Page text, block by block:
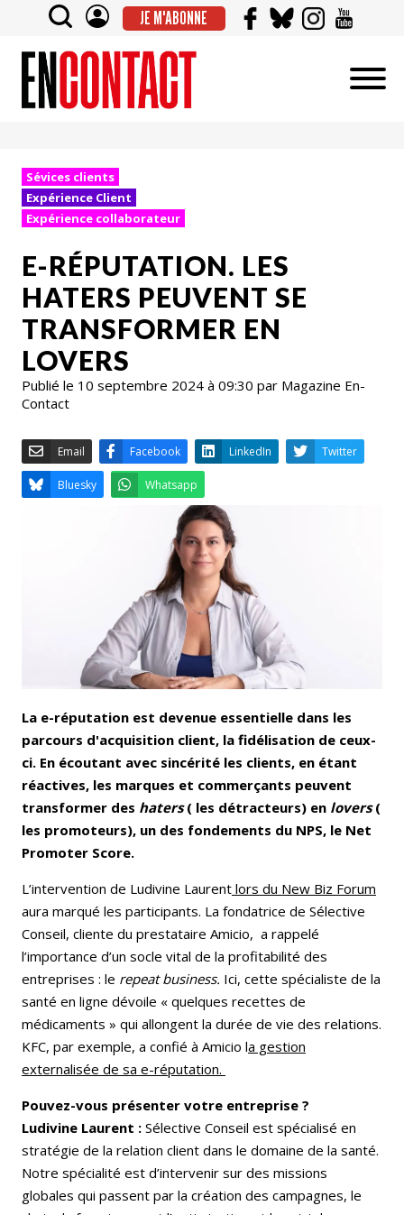
JE M'ABONNE
Sévices clients
Expérience Client
Expérience collaborateur
E-RÉPUTATION. LES
HATERS PEUVENT SE
TRANSFORMER EN
LOVERS
Publié le 10 septembre 2024 à 09:30 par Magazine En-
Contact
Facebook
Whatsapp
La e-réputation est devenue essentielle dans les
parcours d'acquisition client, la fidélisation de ceux-
ci. En écoutant avec sincérité les clients, en étant
réactives, les marques et commerçants peuvent
transformer des haters( les détracteurs) en lovers(
les promoteurs), un des fondements du NPS, le Net
Promoter Score.
L’intervention de Ludivine Laurent lors du New Biz Forum
aura marqué les participants. La fondatrice de Sélective
Conseil, cliente du prestataire Amicio, a rappelé
l’importance d’un socle vital de la profitabilité des
entreprises : le repeat business. Ici, cette spécialiste de la
santé en ligne dévoile « quelques recettes de
médicaments » qui allongent la durée de vie des relations.
KFC, par exemple, a confié à Amicio la gestion
externalisée de sa e-réputation.
Pouvez-vous présenter votre entreprise ?
Ludivine Laurent : Sélective Conseil est spécialisé en
stratégie de la relation client dans le domaine de la santé.
Notre spécialité est d’intervenir sur des missions
globales qui passent par la création des campagnes, le